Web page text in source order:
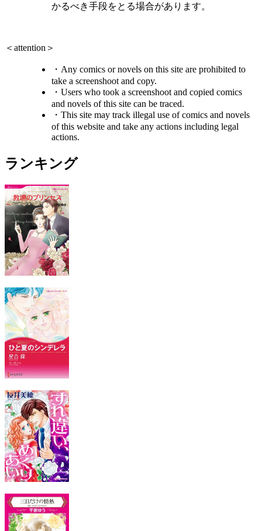
かるべき手段をとる場合があります。
＜attention＞
・Any comics or novels on this site are prohibited to
take a screenshoot and copy.
・Users who took a screenshoot and copied comics
and novels of this site can be traced.
・This site may track illegal use of comics and novels
of this website and take any actions including legal
actions.
ランキング